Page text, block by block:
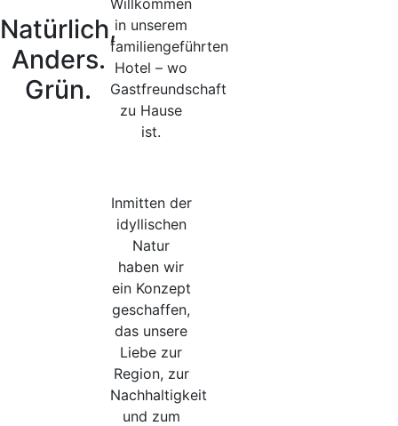
Behaglich
Natürlich,
Anders.
Grün.
Willkommen
in unserem
familiengeführten
Hotel – wo
Gastfreundschaft
zu Hause
ist.
Inmitten der
idyllischen
Natur
haben wir
ein Konzept
geschaffen,
das unsere
Liebe zur
Region, zur
Nachhaltigkeit
und zum